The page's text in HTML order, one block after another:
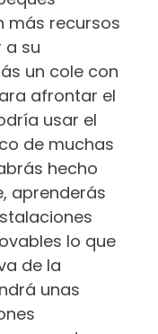
más recursos
a su
un cole con
afrontar el
usar el
de muchas
hecho
aprenderás
lo que
de la
unas